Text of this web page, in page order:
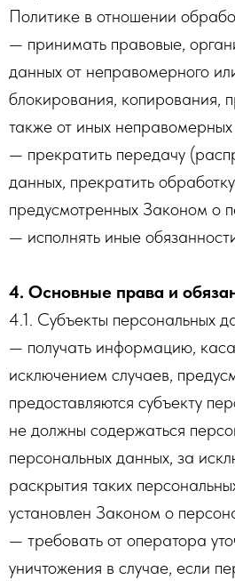
Политике в отношении
— принимать правовые,
данных от неправомерного
блокирования, копирования,
также от иных
— прекратить передачу
данных, прекратить
предусмотренных Законом о
— исполнять иные
4. Основные права и
4.1. Субъекты персональных
— получать информацию,
исключением случаев,
предоставляются субъекту
не должны содержаться
персональных данных, за
раскрытия таких
установлен Законом о
— требовать от оператора
уничтожения в случае, если